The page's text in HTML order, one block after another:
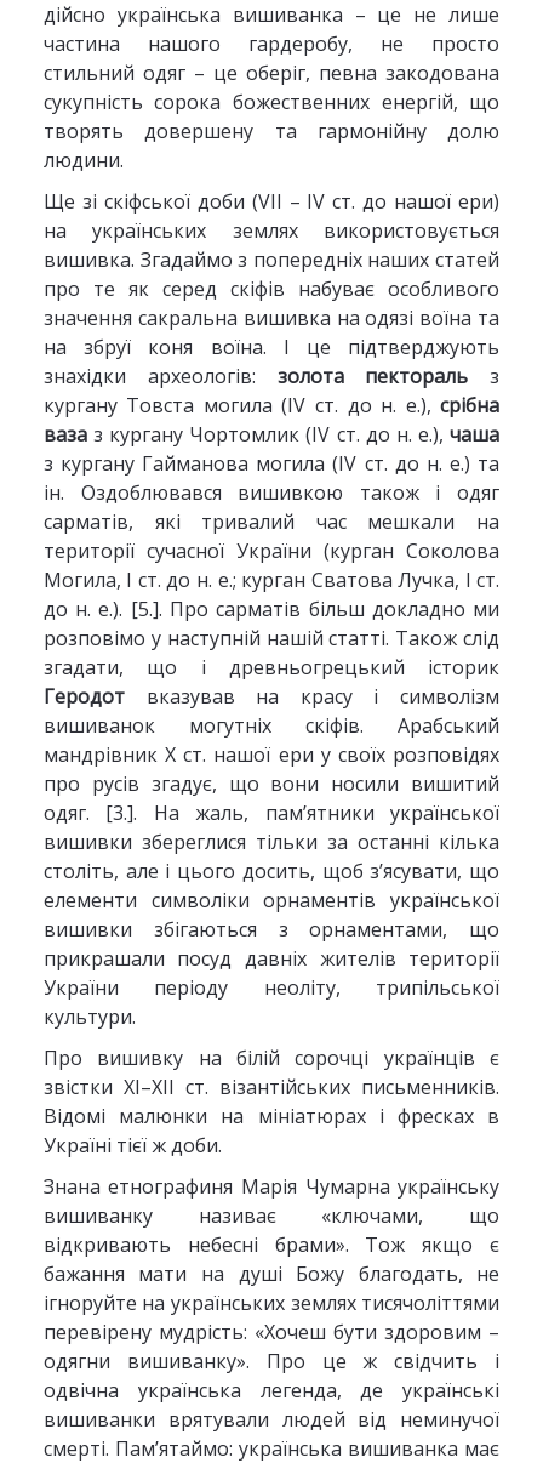
дійсно українська вишиванка – це не лише
частина нашого гардеробу, не просто
стильний одяг – це оберіг, певна закодована
сукупність сорока божественних енергій, що
творять довершену та гармонійну долю
людини.
Ще зі скіфської доби (VII – IV ст. до нашої ери)
на українських землях використовується
вишивка. Згадаймо з попередніх наших статей
про те як серед скіфів набуває особливого
значення сакральна вишивка на одязі воїна та
на збруї коня воїна. І це підтверджують
знахідки археологів: золота пектораль з
кургану Товста могила (IV ст. до н. е.),срібна
вазаз кургану Чортомлик (IV ст. до н. е.),чаша
з кургану Гайманова могила (IV ст. до н. е.) та
ін. Оздоблювався вишивкою також і одяг
сарматів, які тривалий час мешкали на
території сучасної України (курган Соколова
Могила, І ст. до н. е.; курган Сватова Лучка, І ст.
до н. е.). [5.]. Про сарматів більш докладно ми
розповімо у наступній нашій статті. Також слід
згадати, що і древньогрецький історик
Геродотвказував на красу і символізм
вишиванок могутніх скіфів. Арабський
мандрівник X ст. нашої ери у своїх розповідях
про русів згадує, що вони носили вишитий
одяг. [3.]. На жаль, пам’ятники української
вишивки збереглися тільки за останні кілька
століть, але і цього досить, щоб з’ясувати, що
елементи символіки орнаментів української
вишивки збігаються з орнаментами, що
прикрашали посуд давніх жителів території
України періоду неоліту, трипільської
культури.
Про вишивку на білій сорочці українців є
звістки ХІ–ХІІ ст. візантійських письменників.
Відомі малюнки на мініатюрах і фресках в
Україні тієї ж доби.
Знана етнографиня Марія Чумарна українську
вишиванку називає «ключами, що
відкривають небесні брами». Тож якщо є
бажання мати на душі Божу благодать, не
ігноруйте на українських землях тисячоліттями
перевірену мудрість: «Хочеш бути здоровим –
одягни вишиванку». Про це ж свідчить і
одвічна українська легенда, де українські
вишиванки врятували людей від неминучої
смерті. Пам’ятаймо: українська вишиванка має